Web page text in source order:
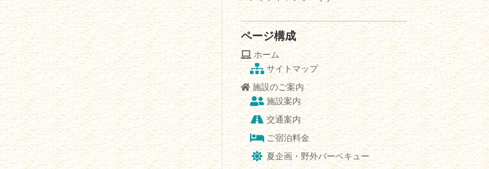
ページ構成
ホーム
サイトマップ
施設のご案内
施設案内
交通案内
ご宿泊料金
夏企画・野外バーベキュー